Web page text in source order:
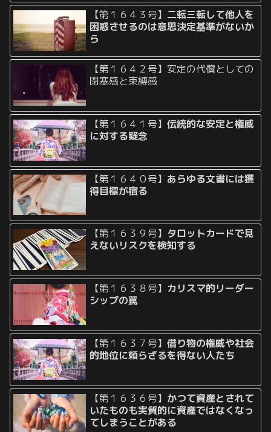
【第１６４３号】 二転三転して他人を
困惑させるのは意思決定基準がないか
ら
【第１６４２号】安定の代償としての
閉塞感と束縛感
【第１６４１号】伝統的な安定と権威
に対する疑念
【第１６４０号】 あらゆる文書には獲
得目標が宿る
【第１６３９号】 タロットカードで見
えないリスクを検知する
【第１６３８号】 カリスマ的リーダー
シップの罠
【第１６３７号】借り物の権威や社会
的地位に頼らざるを得ない人たち
【第１６３６号】 かつて資産とされて
いたものも実質的に資産ではなくなっ
てしまうことがある